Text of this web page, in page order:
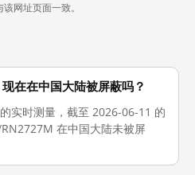
网址页面一致。
在在中国大陆被屏蔽吗？
实时测量，截至 2026-06-11 的
在中国大陆未被屏